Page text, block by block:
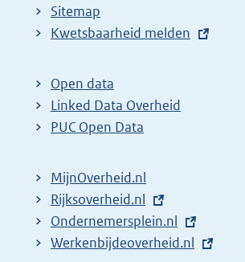
Sitemap
E
t
e
r
l
i
n
k
Kwetsbaarheid melden
Open data
Linked Data Overheid
PUC Open Data
MijnOverheid.nl
E
x
t
Rijksoverheid.nl
E
x
Ondernemersplein.nl
E
Werkenbijdeoverheid.nl